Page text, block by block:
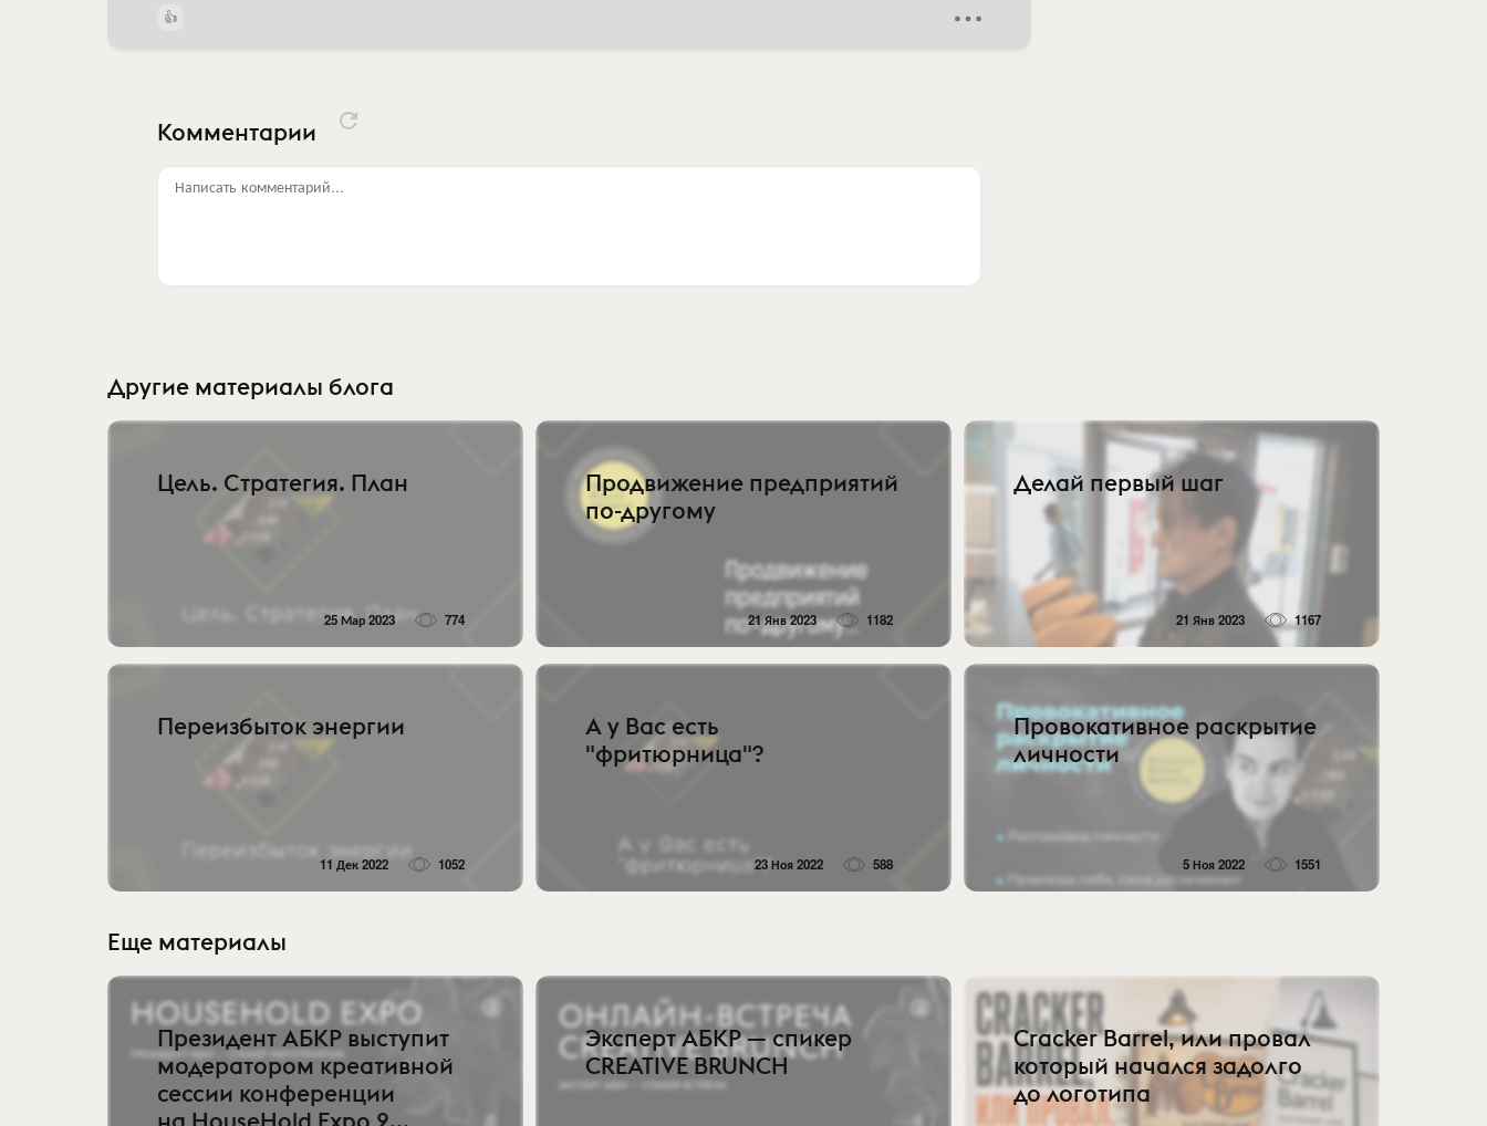
Комментарии
Написать комментарий...
Другие материалы блога
Цель. Стратегия. План
25 Мар 2023 774
Продвижение предприятий
по-другому
21 Янв 2023 1182
Делай первый шаг
21 Янв 2023 1167
Переизбыток энергии
11 Дек 2022 1052
А у Вас есть
"фритюрница"?
23 Ноя 2022 588
Провокативное раскрытие
личности
5 Ноя 2022 1551
Еще материалы
Президент АБКР выступит
модератором креативной
сессии конференции
Эксперт АБКР — спикер
CREATIVE BRUNCH
Cracker Barrel, или провал
который начался задолго
до логотипа